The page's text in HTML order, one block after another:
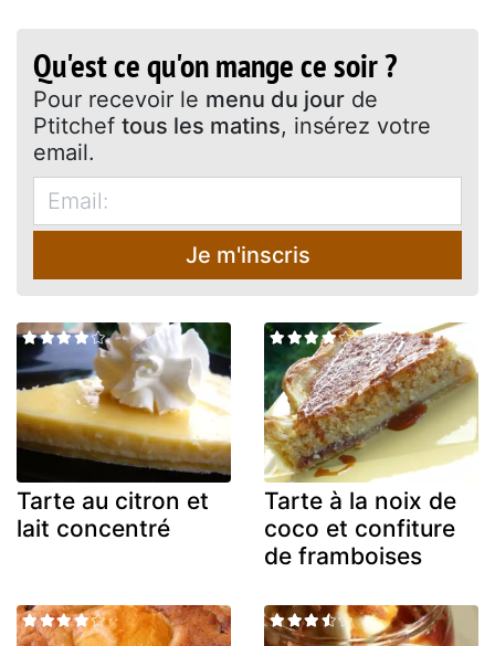
Qu'est ce qu'on mange ce soir ?
Pour recevoir le menu du jour de
Ptitchef tous les matins, insérez votre
email.
Je m'inscris
Tarte au citron et
lait concentré
Tarte à la noix de
coco et confiture
de framboises